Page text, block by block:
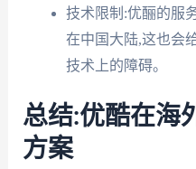
技术限制:优酾的服
在中国大陆,这也会
技术上的障碍。
总结:优酷在海
方案